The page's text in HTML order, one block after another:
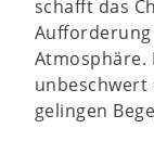
schafft das
Atmosphäre.
unbeschwert
gelingen